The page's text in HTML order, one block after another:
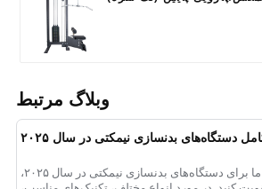
وبلاگ مرتبط
دستگاه‌های بدنسازی نیمکتی در سال ۲۰۲۵
با راهنمای کامل ما برای دستگاه‌های بدنسازی نیمکتی در سال ۲۰۲۵،